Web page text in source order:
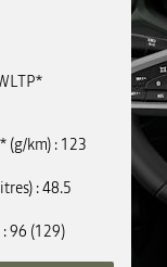
(g/km) 123
48.5
96 (129)